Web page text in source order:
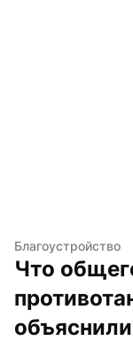
Благоустройство
Что